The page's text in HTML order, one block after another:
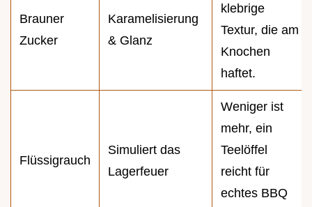
Brauner
Zucker
Karamelisierung
& Glanz
klebrige
Textur, die am
Knochen
haftet.
Flüssigrauch
Simuliert das
Lagerfeuer
Weniger ist
mehr, ein
Teelöffel
reicht für
echtes BBQ